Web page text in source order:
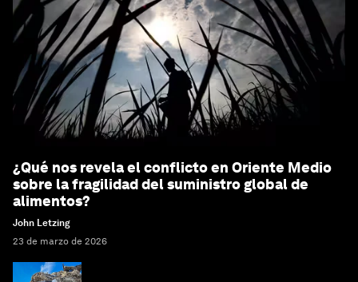
¿Qué nos revela el conflicto en Oriente Medio
sobre la fragilidad del suministro global de
alimentos?
John Letzing
23 de marzo de 2026